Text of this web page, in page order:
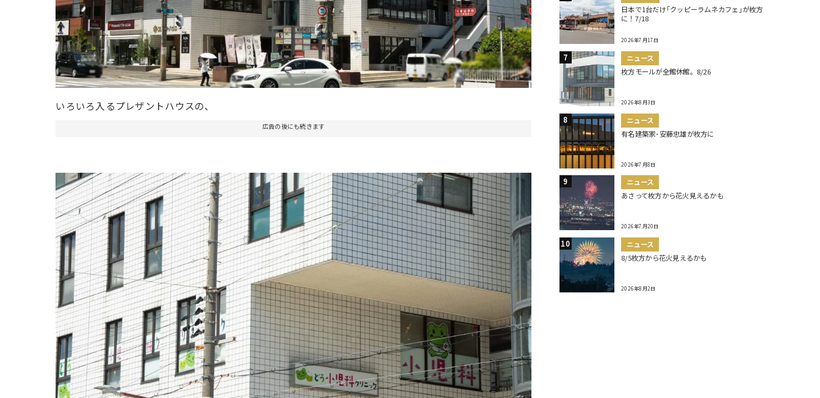
いろいろ入るプレザントハウスの、
広告の後にも続きます
日本で1台だけ｢クッピーラムネカフェ｣が枚方
に！7/18
2026年7月17日
ニュース
枚方モールが全館休館。8/26
2026年8月3日
ニュース
有名建築家･安藤忠雄が枚方に
2026年7月8日
ニュース
あさって枚方から花火見えるかも
2026年7月20日
ニュース
8/5枚方から花火見えるかも
2026年8月2日